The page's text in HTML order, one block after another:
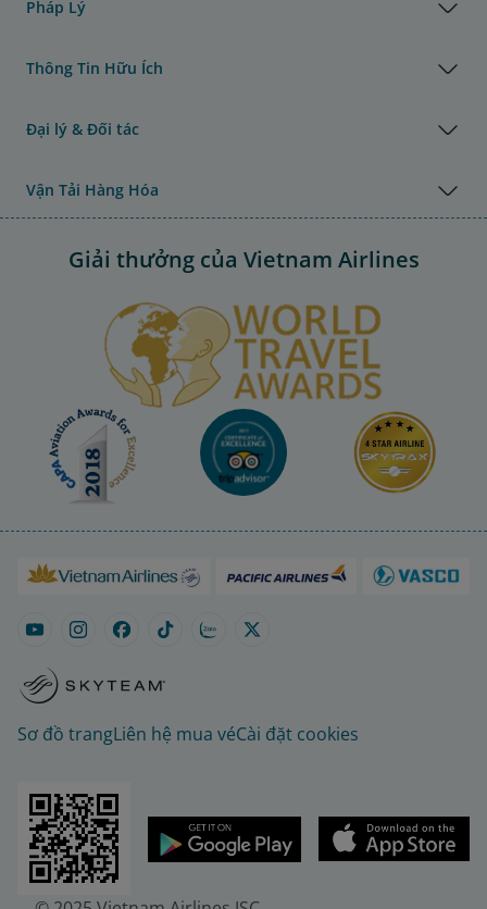
Pháp Lý
Thông Tin Hữu Ích
Đại lý & Đối tác
Vận Tải Hàng Hóa
Giải thưởng của Vietnam Airlines
Sơ đồ trangLiên hệ mua véCài đặt cookies